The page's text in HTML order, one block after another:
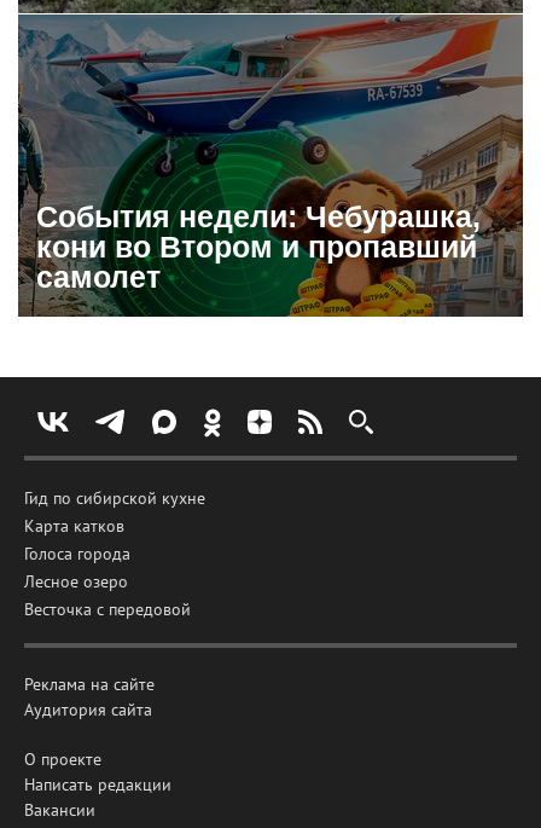
События недели: Чебурашка,
кони во Втором и пропавший
самолет
Гид по сибирской кухне
Карта катков
Голоса города
Лесное озеро
Весточка с передовой
Реклама на сайте
Аудитория сайта
О проекте
Написать редакции
Вакансии